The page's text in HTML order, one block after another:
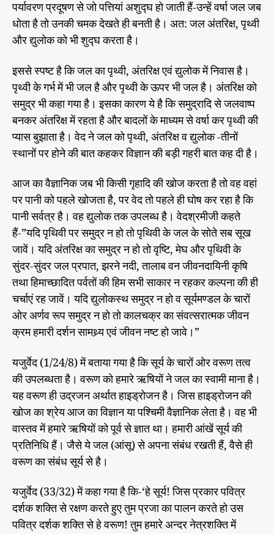
पर्यावरण प्रदूषण से जो पत्तियां अशुद्घ हो जाती हैं-उन्हें वर्षा जल जब
धोता है तो उनकी चमक देखते ही बनती है। अत: जल अंतरिक्ष, पृथ्वी
और द्युलोक को भी शुद्घ करता है।
इससे स्पष्ट है कि जल का पृथ्वी, अंतरिक्ष एवं द्युलोक में निवास है।
पृथ्वी के गर्भ में भी जल है और पृथ्वी के ऊपर भी जल है। अंतरिक्ष को
समुद्र भी कहा गया है। इसका कारण ये है कि समुद्रादि से जलवाष्प
बनकर अंतरिक्ष में रहता है और बादलों के माध्यम से वर्षा कर पृथ्वी की
प्यास बुझाता है। वेद ने जल को पृथ्वी, अंतरिक्ष व द्युलोक -तीनों
स्थानों पर होने की बात कहकर विज्ञान की बड़ी गहरी बात कह दी है।
आज का वैज्ञानिक जब भी किसी गृहादि की खोज करता है तो वह वहां
पर पानी को पहले खोजता है, पर वेद तो पहले ही घोष कर रहा है कि
पानी सर्वत्र है। वह द्युलोक तक उपलब्ध है। वेदश्रमीजी कहते
हैं-”यदि पृथिवी पर समुद्र न हो तो पृथिवी के जल के सोते सब सूख
जावें। यदि अंतरिक्ष का समुद्र न हो तो वृष्टि, मेघ और पृथिवी के
सुंदर-सुंदर जल प्रपात, झरने नदी, तालाब वन जीवनदायिनी कृषि
तथा हिमाच्छादित पर्वतों की हिम सभी साकार न रहकर कल्पना की ही
चर्चाएं रह जावें। यदि द्युलोकस्थ समुद्र न हो व सूर्यमण्डल के चारों
ओर अर्णव रूप समुद्र न हो तो कालचक्र का संवत्सरात्मक जीवन
क्रम हमारी दर्शन सामथ्र्य एवं जीवन नष्ट हो जावे।”
यजुर्वेद (1/24/8) में बताया गया है कि सूर्य के चारों ओर वरूण तत्व
की उपलब्धता है। वरूण को हमारे ऋषियों ने जल का स्वामी माना है।
यह वरूण ही उद्रजन अर्थात हाइड्रोजन है। जिस हाइड्रोजन की
खोज का श्रेय आज का विज्ञान या पश्चिमी वैज्ञानिक लेता है। वह भी
वास्तव में हमारे ऋषियों को पूर्व से ज्ञात था। हमारी आंखें सूर्य की
प्रतिनिधि हैं। जैसे ये जल (आंसू) से अपना संबंध रखती हैं, वैसे ही
वरूण का संबंध सूर्य से है।
यजुर्वेद (33/32) में कहा गया है कि-‘हे सूर्य! जिस प्रकार पवित्र
दर्शक शक्ति से रक्षण करते हुए तुम प्रजा का पालन करते हो उस
पवित्र दर्शक शक्ति से हे वरूण! तुम हमारे अन्दर नेत्रशक्ति में